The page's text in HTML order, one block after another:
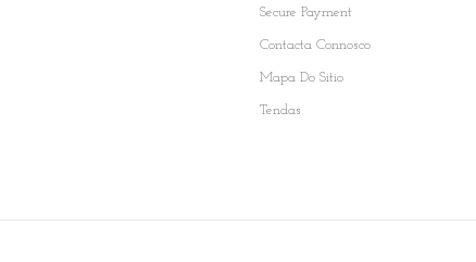
Secure Payment
Contacta Connosco
Mapa Do Sitio
Tendas